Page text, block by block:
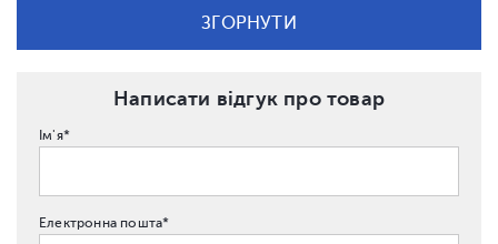
ЗГОРНУТИ
Написати відгук про товар
Ім'я*
Електронна пошта*